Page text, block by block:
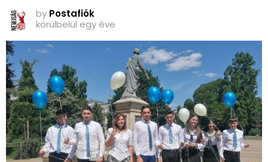
by Postafiók
körülbelül egy éve